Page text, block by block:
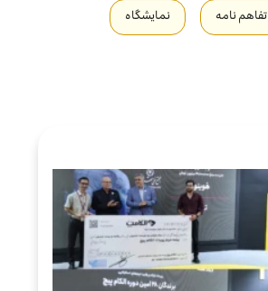
تفاهم نامه نمایشگاه